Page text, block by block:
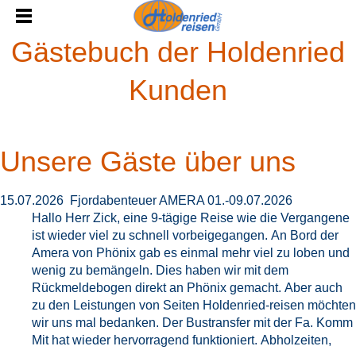
Gästebuch der Holdenried
Kunden
Unsere Gäste über uns
15.07.2026 Fjordabenteuer AMERA 01.-09.07.2026
Hallo Herr Zick, eine 9-tägige Reise wie die Vergangene
ist wieder viel zu schnell vorbeigegangen. An Bord der
Amera von Phönix gab es einmal mehr viel zu loben und
wenig zu bemängeln. Dies haben wir mit dem
Rückmeldebogen direkt an Phönix gemacht. Aber auch
zu den Leistungen von Seiten Holdenried-reisen möchten
wir uns mal bedanken. Der Bustransfer mit der Fa. Komm
Mit hat wieder hervorragend funktioniert. Abholzeiten,